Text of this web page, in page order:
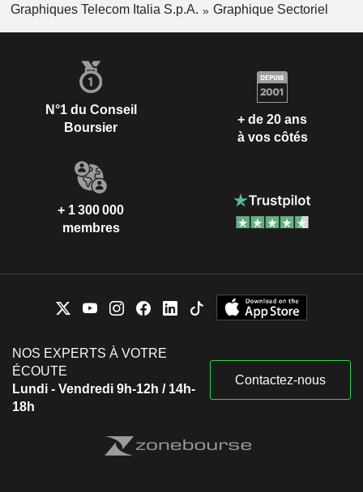
Graphiques Telecom Italia S.p.A.
Graphique Sectoriel
N°1 du Conseil
Boursier
+ de 20 ans
à vos côtés
+ 1 300 000
membres
NOS EXPERTS À VOTRE
ÉCOUTE
Lundi - Vendredi 9h-12h / 14h-
18h
Contactez-nous